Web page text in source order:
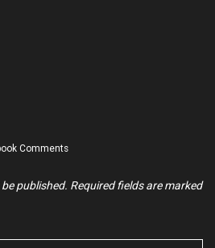
Comments
published. Required fields are marked